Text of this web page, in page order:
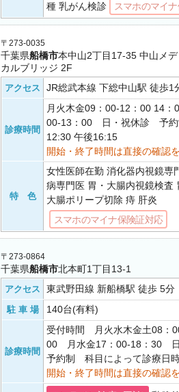
種 乳がん検診
スマホのマイ
〒273-0035
千葉県船橋市本中山2丁目17-35 中山メデ
カルブリッジ 2F
アクセス JR総武本線 下総中山駅 徒歩1
診療時間
月火木金09：00-12：00 14
00-13：00 日・祝休診 予
12:30 午後16:15
開始・終了時間は直接の確認
特 色
女性医師在勤 消化器内視鏡専
病専門医 胃・大腸内視鏡検査
大腸ポリープ切除 痔 肝炎
スマホのマイナ保険証対応
〒273-0864
千葉県船橋市北本町1丁目13-1
アクセス 東武野田線 新船橋駅 徒歩 5分
駐 車 場 140台(有料)
診療時間
受付時間 月火水木金土08：
00 月水金17：00-18：30
予約制 科目によって診療日時
開始・終了時間は直接の確認